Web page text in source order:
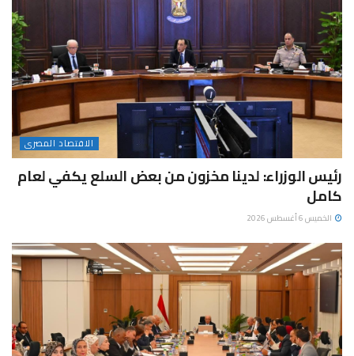
الاقتصاد المصرى
رئيس الوزراء: لدينا مخزون من بعض السلع يكفي لعام
كامل
الخميس 6 أغسطس 2026